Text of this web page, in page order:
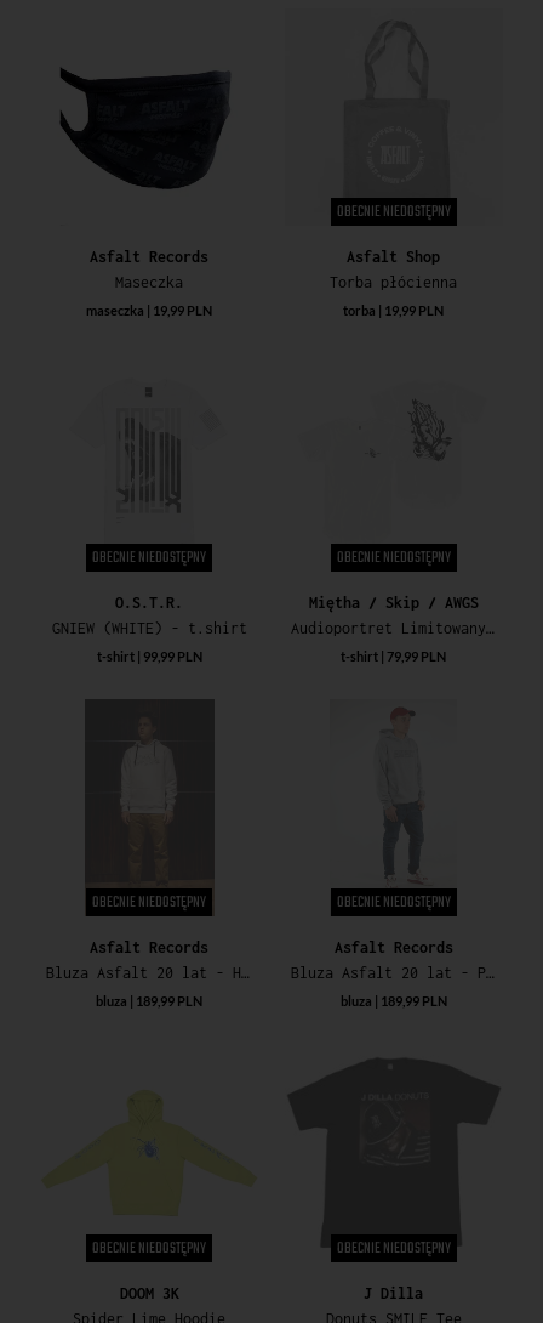
Asfalt Records
Maseczka
maseczka | 19,99 PLN
OBECNIE NIEDOSTĘPNY
Asfalt Shop
Torba płócienna
torba | 19,99 PLN
OBECNIE NIEDOSTĘPNY
O.S.T.R.
GNIEW (WHITE) - t.shirt
t-shirt | 99,99 PLN
OBECNIE NIEDOSTĘPNY
Miętha / Skip / AWGS
Audioportret Limitowany T-Shirt
t-shirt | 79,99 PLN
OBECNIE NIEDOSTĘPNY
Asfalt Records
Bluza Asfalt 20 lat - Historia - biała
bluza | 189,99 PLN
OBECNIE NIEDOSTĘPNY
Asfalt Records
Bluza Asfalt 20 lat - Przyszłość - szara
bluza | 189,99 PLN
OBECNIE NIEDOSTĘPNY
DOOM 3K
Spider Lime Hoodie
OBECNIE NIEDOSTĘPNY
J Dilla
Donuts SMILE Tee